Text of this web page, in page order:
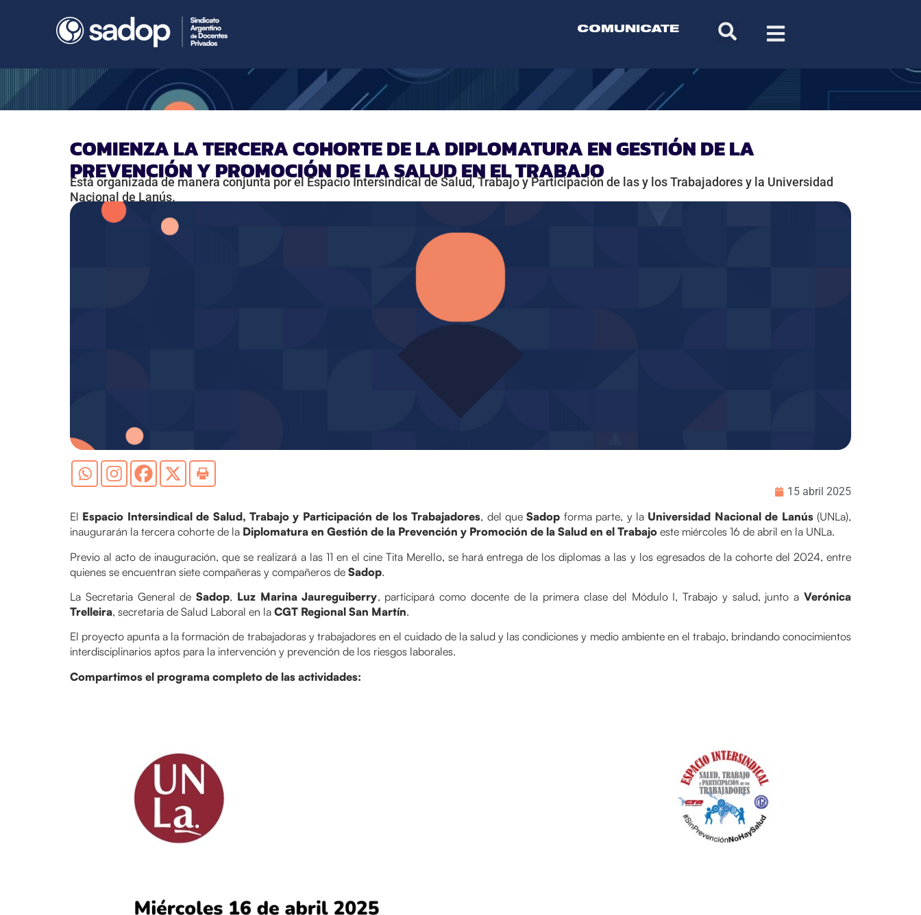
COMUNICATE
COMIENZA LA TERCERA COHORTE DE LA DIPLOMATURA EN GESTIÓN DE LA
PREVENCIÓN Y PROMOCIÓN DE LA SALUD EN EL TRABAJO
Está organizada de manera conjunta por el Espacio Intersindical de Salud, Trabajo y Participación de las y los Trabajadores y la Universidad
Nacional de Lanús.
15 abril 2025
El Espacio Intersindical de Salud, Trabajo y Participación de los Trabajadores, del queSadop forma parte, y la Universidad Nacional de Lanús(UNLa),
inaugurarán la tercera cohorte de la Diplomatura en Gestión de la Prevención y Promoción de la Salud en el Trabajo este miércoles 16 de abril en la UNLa.
Previo al acto de inauguración, que se realizará a las 11 en el cine Tita Merello, se hará entrega de los diplomas a las y los egresados de la cohorte del 2024, entre
quienes se encuentran siete compañeras y compañeros de Sadop.
La Secretaria General deSadop, Luz Marina Jaureguiberry, participará como docente de la primera clase del Módulo I, Trabajo y salud, junto aVerónica
Trelleira, secretaria de Salud Laboral en la CGT Regional San Martín.
El proyecto apunta a la formación de trabajadoras y trabajadores en el cuidado de la salud y las condiciones y medio ambiente en el trabajo, brindando conocimientos
interdisciplinarios aptos para la intervención y prevención de los riesgos laborales.
Compartimos el programa completo de las actividades: